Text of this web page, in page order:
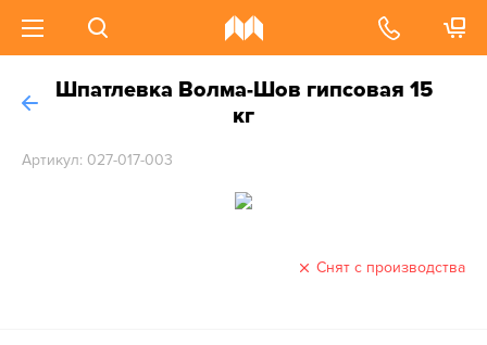
Шпатлевка Волма-Шов гипсовая 15
кг
Артикул: 027-017-003
Снят с производства